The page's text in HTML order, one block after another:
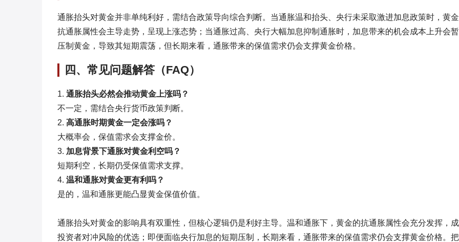
通胀抬头对黄金并非单纯利好，需结合政策导向综合判断。当通胀温和抬头、央行未采取激进加息政策时，黄
抗通胀属性会主导走势，呈现上涨态势；当通胀过高、央行大幅加息抑制通胀时，加息带来的机会成本上升会
压制黄金，导致其短期震荡，但长期来看，通胀带来的保值需求仍会支撑黄金价格。
四、常见问题解答（FAQ）
1. 通胀抬头必然会推动黄金上涨吗？
不一定，需结合央行货币政策判断。
2. 高通胀时期黄金一定会涨吗？
大概率会，保值需求会支撑金价。
3. 加息背景下通胀对黄金利空吗？
短期利空，长期仍受保值需求支撑。
4. 温和通胀对黄金更有利吗？
是的，温和通胀更能凸显黄金保值价值。
通胀抬头对黄金的影响具有双重性，但核心逻辑仍是利好主导。温和通胀下，黄金的抗通胀属性会充分发挥，
投资者对冲风险的优选；即便面临央行加息的短期压制，长期来看，通胀带来的保值需求仍会支撑黄金价格。